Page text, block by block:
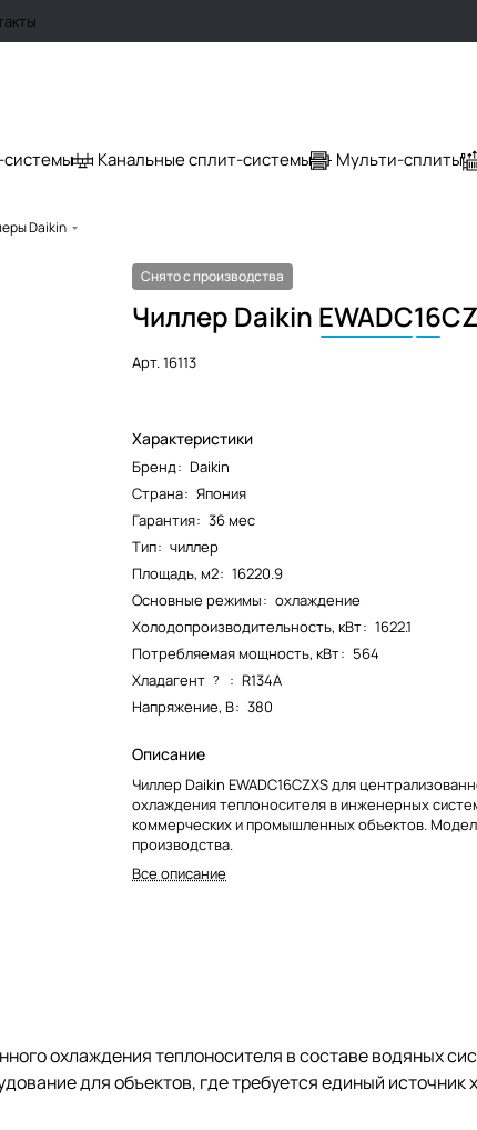
системы Канальные сплит-системы Мульти-сплиты
Daikin
Снято с производства
Чиллер Daikin EWADC16
Арт.16113
Характеристики
Бренд: Daikin
Страна: Япония
Гарантия: 36 мес
Тип: чиллер
Площадь, м2: 16220.9
Основные режимы: охлаждение
Холодопроизводительность, кВт: 1622.1
Потребляемая мощность, кВт: 564
Хладагент ? : R134A
Напряжение, В: 380
Описание
Чиллер Daikin EWADC16CZXS для
охлаждения теплоносителя в инженерных
коммерческих и промышленных объектов.
производства.
Все описание
охлаждения теплоносителя в составе водяных
для объектов, где требуется единый